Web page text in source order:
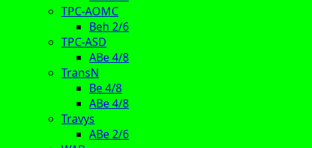
TPC-AOMC
Beh 2/6
TPC-ASD
ABe 4/8
TransN
Be 4/8
ABe 4/8
Travys
ABe 2/6